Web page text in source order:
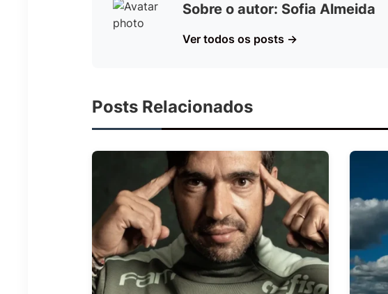
Sobre o autor: Sofia Almeida
Ver todos os posts →
Posts Relacionados